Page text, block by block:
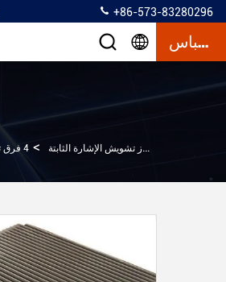
+86-573-83280296
إقتباس
جهاز تشويش الإشارة الثابتة >